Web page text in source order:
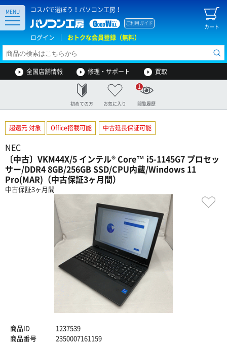
コスパで選ぼう！パソコン工房！
カート
ご利用ガイド
ログイン おトクな会員登録（無料）
MENU
全国店舗情報 修理・サポート 買取
初めての方 お気に入り 閲覧履歴
1
超還元 対象 Office搭載可能 中古延長保証可能
NEC
〔中古〕VKM44X/5 インテル® Core™ i5-1145G7 プロセッ
サー/DDR4 8GB/256GB SSD/CPU内蔵/Windows 11
Pro(MAR)（中古保証3ヶ月間）
中古保証3ヶ月間
商品ID
1237539
商品番号
2350007161159